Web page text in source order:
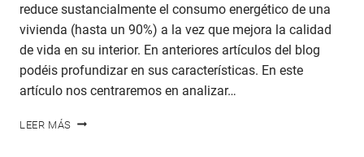
reduce sustancialmente el consumo energético de una
vivienda (hasta un 90%) a la vez que mejora la calidad
de vida en su interior. En anteriores artículos del blog
podéis profundizar en sus características. En este
artículo nos centraremos en analizar…
LEER MÁS PASSIVHAUS